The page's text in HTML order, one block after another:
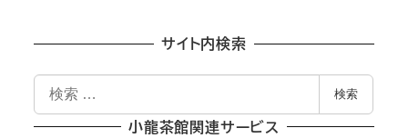
サイト内検索
検
索
検索
小龍茶館関連サービス